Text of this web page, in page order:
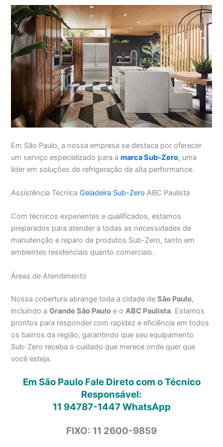
Em São Paulo, a nossa empresa se destaca por oferecer
um serviço especializado para amarca Sub-Zero, uma
líder em soluções de refrigeração de alta performance.
Assistência TécnicaGeladeira Sub-Zero ABC Paulista
Com técnicos experientes e qualificados, estamos
preparados para atender a todas as necessidades de
manutenção e reparo de produtos Sub-Zero, tanto em
ambientes residenciais quanto comerciais.
Áreas de Atendimento
Nossa cobertura abrange toda a cidade deSão Paulo,
incluindo aGrande São Paulo e o ABC Paulista. Estamos
prontos para responder com rapidez e eficiência em todos
os bairros da região, garantindo que seu equipamento
Sub-Zero receba o cuidado que merece onde quer que
você esteja.
Em São Paulo Fale Direto com o Técnico
Responsável:
11 94787-1447WhatsApp
FIXO: 11 2600-9859